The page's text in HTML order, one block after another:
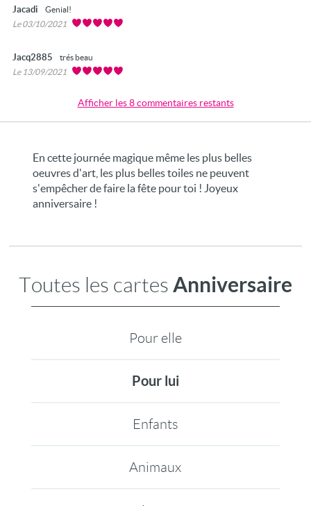
Jacadi
Genial!
Le 03/10/2021
Jacq2885
trés beau
Le 13/09/2021
Afficher les 8 commentaires restants
En cette journée magique même les plus belles
oeuvres d'art, les plus belles toiles ne peuvent
s'empêcher de faire la fête pour toi ! Joyeux
anniversaire !
Toutes les cartes Anniversaire
Pour elle
Pour lui
Enfants
Animaux